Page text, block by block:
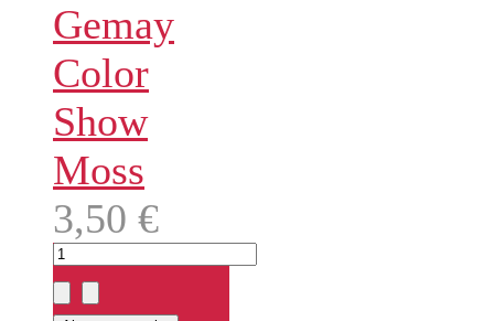
Gemay
Color
Show
Moss
3,50 €